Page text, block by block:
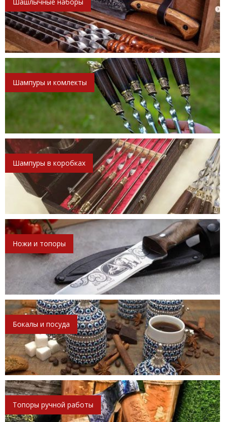
Шампуры и комлекты
Шампуры в коробках
Ножи и топоры
Бокалы и посуда
Топоры ручной работы